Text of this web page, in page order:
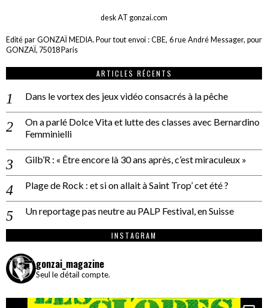
desk AT gonzai.com
Edité par GONZAÏ MEDIA. Pour tout envoi : CBE, 6 rue André Messager, pour
GONZAÏ, 75018 Paris
ARTICLES RÉCENTS
Dans le vortex des jeux vidéo consacrés à la pêche
On a parlé Dolce Vita et lutte des classes avec Bernardino
Femminielli
Gilb’R : « Être encore là 30 ans après, c’est miraculeux »
Plage de Rock : et si on allait à Saint Trop’ cet été ?
Un reportage pas neutre au PALP Festival, en Suisse
INSTAGRAM
gonzai_magazine
Seul le détail compte.